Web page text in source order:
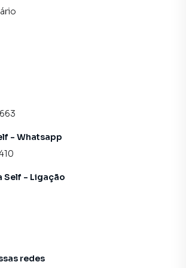
e negócios que dependem de
urbana e proximidade com um
em geral.
- Whatsapp
Self - Ligação
redes